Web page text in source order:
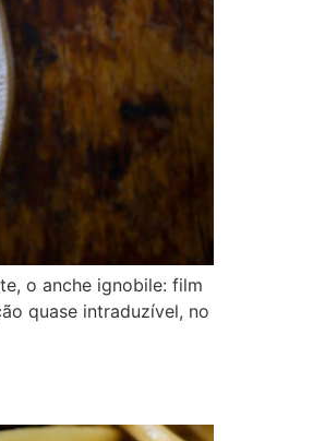
o anche ignobile: film
quase intraduzível, no